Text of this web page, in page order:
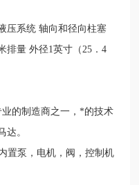
压系统 轴向和径向柱塞
排量 外径1英寸（25．4
业的制造商之一，*的技术
达。
置泵，电机，阀，控制机